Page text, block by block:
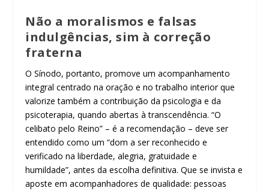
Não a moralismos e falsas
indulgências, sim à correção
fraterna
O Sínodo, portanto, promove um acompanhamento
integral centrado na oração e no trabalho interior que
valorize também a contribuição da psicologia e da
psicoterapia, quando abertas à transcendência. “O
celibato pelo Reino” – é a recomendação – deve ser
entendido como um “dom a ser reconhecido e
verificado na liberdade, alegria, gratuidade e
humildade”, antes da escolha definitiva. Que se invista e
aposte em acompanhadores de qualidade: pessoas